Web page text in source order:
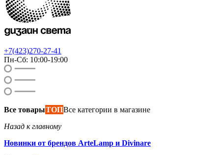
+7(423)270-27-41
Пн-Сб: 10:00-19:00
Все товарыТОПВсе категории в магазине
Назад к главному
Новинки от брендов ArteLamp и Divinare